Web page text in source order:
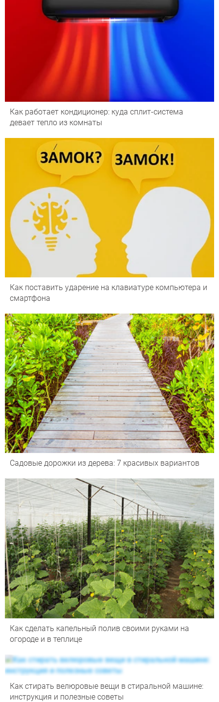
Как работает кондиционер: куда сплит-система
девает тепло из комнаты
Как поставить ударение на клавиатуре компьютера и
смартфона
Садовые дорожки из дерева: 7 красивых вариантов
Как сделать капельный полив своими руками на
огороде и в теплице
Как стирать велюровые вещи в стиральной машине:
инструкция и полезные советы